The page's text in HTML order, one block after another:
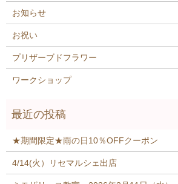
お知らせ
お祝い
プリザーブドフラワー
ワークショップ
★期間限定★雨の日10％OFFクーポン
4/14(火）リセマルシェ出店